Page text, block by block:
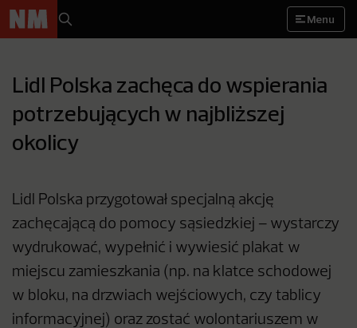
Menu
Lidl Polska zachęca do wspierania
potrzebujących w najbliższej
okolicy
Lidl Polska przygotował specjalną akcję
zachęcającą do pomocy sąsiedzkiej – wystarczy
wydrukować, wypełnić i wywiesić plakat w
miejscu zamieszkania (np. na klatce schodowej
w bloku, na drzwiach wejściowych, czy tablicy
informacyjnej) oraz zostać wolontariuszem w